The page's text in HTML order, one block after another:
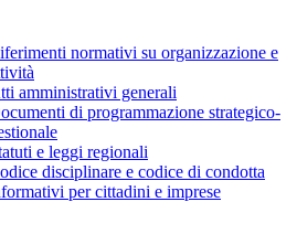
normativi su organizzazione e
amministrativi generali
di programmazione strategico-
e leggi regionali
disciplinare e codice di condotta
per cittadini e imprese